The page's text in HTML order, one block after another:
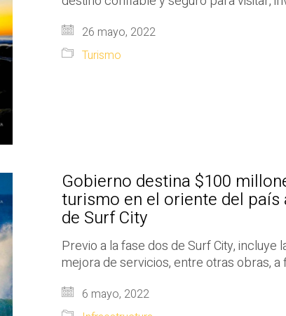
26 mayo, 2022
Turismo
Gobierno destina $100
turismo en el oriente del país
de Surf City
Previo a la fase dos de Surf City, incluye
mejora de servicios, entre otras obras,
6 mayo, 2022